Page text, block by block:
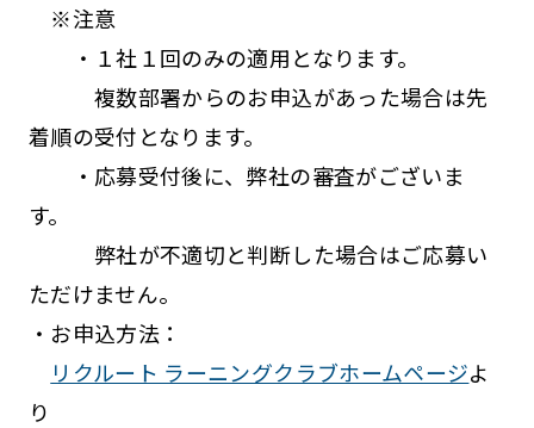
※注意
・１社１回のみの適用となります。
複数部署からのお申込があった場合は先
着順の受付となります。
・応募受付後に、弊社の審査がございま
す。
弊社が不適切と判断した場合はご応募い
ただけません。
・お申込方法：
リクルート ラーニングクラブホームページよ
り